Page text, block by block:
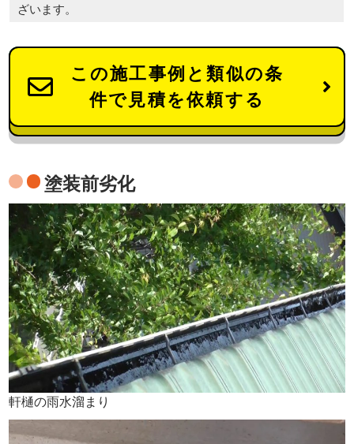
ざいます。
この施工事例と類似の条
件で見積を依頼する
塗装前劣化
軒樋の雨水溜まり